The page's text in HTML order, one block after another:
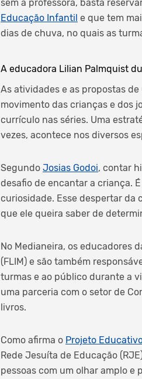
sem a professora, basta
Educação Infantil e que tem
dias de chuva, no quais as
A educadora Lilian Palmquist
As atividades e as propostas
movimento das crianças e dos
currículo nas séries. Uma
vezes, acontece nos diversos
Segundo Josias Godoi, contar
desafio de encantar a criança.
curiosidade. Esse despertar da
que ele queira saber de
No Medianeira, os educadores
(FLIM) e são também
turmas e ao público durante a
uma parceria com o setor de
livros.
Como afirma o Projeto
Rede Jesuíta de Educação
pessoas com um olhar amplo e